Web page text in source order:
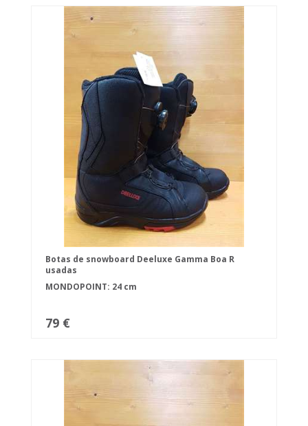
Botas de snowboard Deeluxe Gamma Boa R
usadas
MONDOPOINT: 24 cm
79 €